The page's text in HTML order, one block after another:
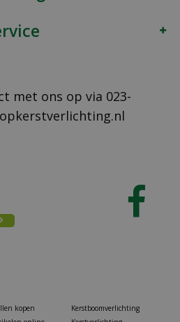
met ons op via 023-
kopen
Kerstboomverlichting